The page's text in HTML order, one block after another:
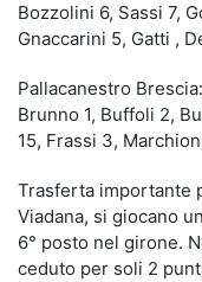
Bozzolini 6, Sassi 7,
Gnaccarini 5, Gatti ,
Pallacanestro
Brunno 1, Buffoli 2,
15, Frassi 3,
Trasferta importante
Viadana, si giocano
6° posto nel girone.
ceduto per soli 2